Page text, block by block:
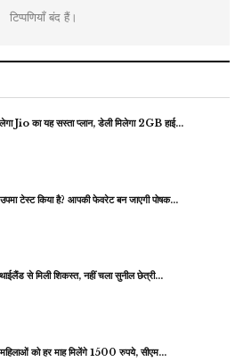
टिप्पणियाँ बंद हैं।
Jio का यह सस्ता प्लान, डेली मिलेगा 2GB हाई…
टेस्ट किया है? आपकी फेवरेट बन जाएगी पोषक…
थाईलैंड से मिली शिकस्त, नहीं चला सुनील छेत्री…
को हर माह मिलेंगे 1500 रुपये, सीएम…